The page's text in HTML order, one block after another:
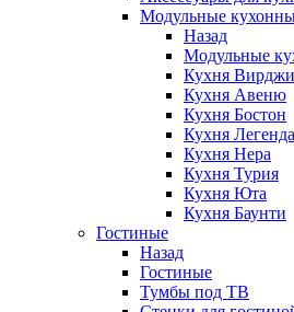
Модульные
Назад
Модульные
Кухня
Кухня Авеню
Кухня Бостон
Кухня
Кухня Нера
Кухня Турия
Кухня Юта
Кухня Баунти
Гостиные
Назад
Гостиные
Тумбы под ТВ